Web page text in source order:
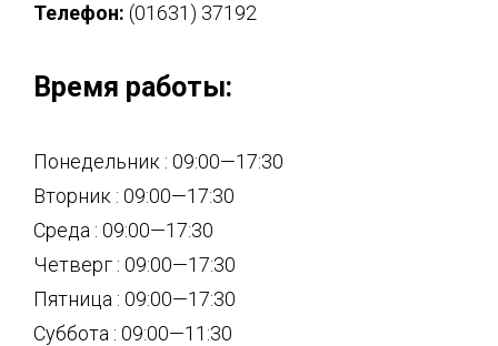
Телефон: (01631) 37192
Время работы:
Понедельник : 09:00—17:30
Вторник : 09:00—17:30
Среда : 09:00—17:30
Четверг : 09:00—17:30
Пятница : 09:00—17:30
Суббота : 09:00—11:30